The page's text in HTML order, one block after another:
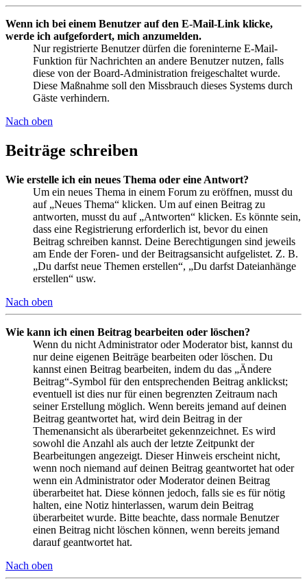
Wenn ich bei einem Benutzer auf den E-Mail-Link klicke,
werde ich aufgefordert, mich anzumelden.
Nur registrierte Benutzer dürfen die foreninterne E-Mail-
Funktion für Nachrichten an andere Benutzer nutzen, falls
diese von der Board-Administration freigeschaltet wurde.
Diese Maßnahme soll den Missbrauch dieses Systems durch
Gäste verhindern.
Nach oben
Beiträge schreiben
Wie erstelle ich ein neues Thema oder eine Antwort?
Um ein neues Thema in einem Forum zu eröffnen, musst du
auf „Neues Thema“ klicken. Um auf einen Beitrag zu
antworten, musst du auf „Antworten“ klicken. Es könnte sein,
dass eine Registrierung erforderlich ist, bevor du einen
Beitrag schreiben kannst. Deine Berechtigungen sind jeweils
am Ende der Foren- und der Beitragsansicht aufgelistet. Z. B.
„Du darfst neue Themen erstellen“, „Du darfst Dateianhänge
erstellen“ usw.
Nach oben
Wie kann ich einen Beitrag bearbeiten oder löschen?
Wenn du nicht Administrator oder Moderator bist, kannst du
nur deine eigenen Beiträge bearbeiten oder löschen. Du
kannst einen Beitrag bearbeiten, indem du das „Ändere
Beitrag“-Symbol für den entsprechenden Beitrag anklickst;
eventuell ist dies nur für einen begrenzten Zeitraum nach
seiner Erstellung möglich. Wenn bereits jemand auf deinen
Beitrag geantwortet hat, wird dein Beitrag in der
Themenansicht als überarbeitet gekennzeichnet. Es wird
sowohl die Anzahl als auch der letzte Zeitpunkt der
Bearbeitungen angezeigt. Dieser Hinweis erscheint nicht,
wenn noch niemand auf deinen Beitrag geantwortet hat oder
wenn ein Administrator oder Moderator deinen Beitrag
überarbeitet hat. Diese können jedoch, falls sie es für nötig
halten, eine Notiz hinterlassen, warum dein Beitrag
überarbeitet wurde. Bitte beachte, dass normale Benutzer
einen Beitrag nicht löschen können, wenn bereits jemand
darauf geantwortet hat.
Nach oben